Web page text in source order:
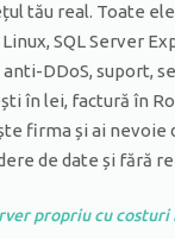
tău real. Toate
SQL Server
anti-DDoS, suport,
în lei, factură în
firma și ai
de date și fără
propriu cu costuri